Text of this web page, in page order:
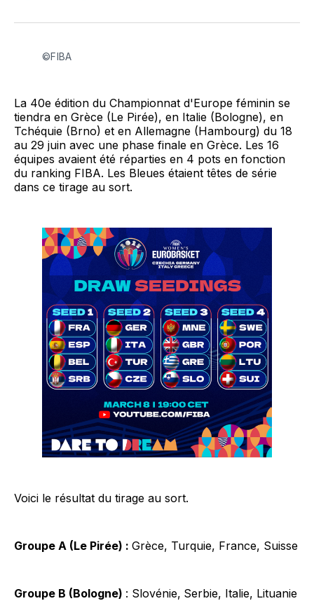
Facebook
LinkedInWhatsApp
Courriel
©FIBA
La 40e édition du Championnat d'Europe féminin se
tiendra en Grèce (Le Pirée), en Italie (Bologne), en
Tchéquie (Brno) et en Allemagne (Hambourg) du 18
au 29 juin avec une phase finale en Grèce. Les 16
équipes avaient été réparties en 4 pots en fonction
du ranking FIBA. Les Bleues étaient têtes de série
dans ce tirage au sort.
Voici le résultat du tirage au sort.
Groupe A (Le Pirée) : Grèce, Turquie, France, Suisse
Groupe B (Bologne) : Slovénie, Serbie, Italie, Lituanie